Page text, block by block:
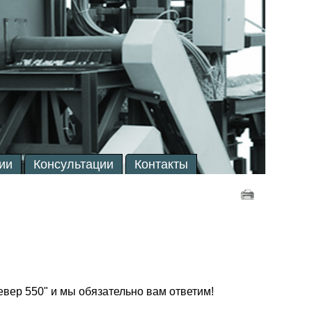
Консультации Контакты
550" и мы обязательно вам ответим!